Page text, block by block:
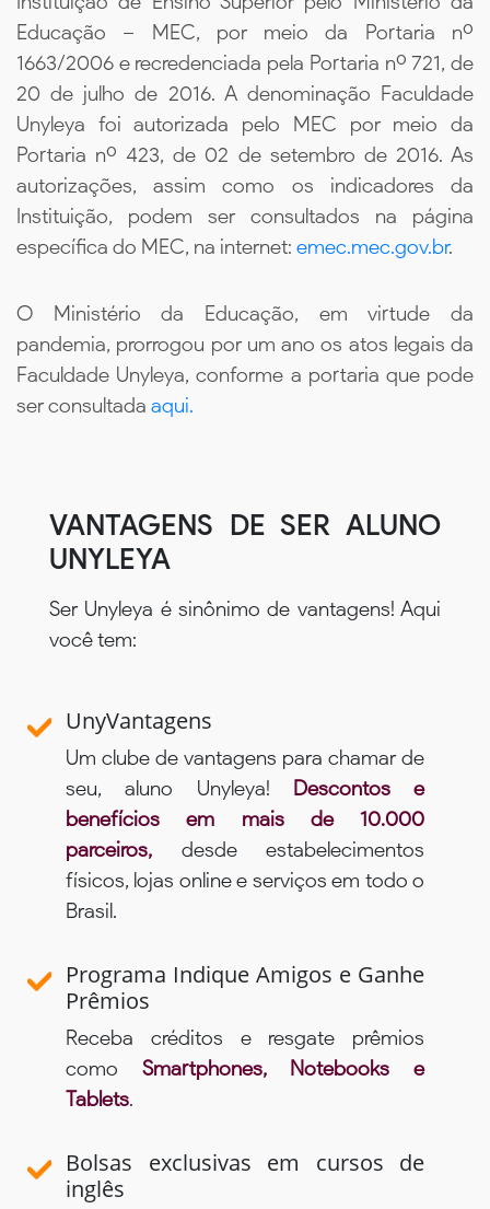
Educação – MEC, por meio da Portaria nº
1663/2006 e recredenciada pela Portaria nº 721, de
20 de julho de 2016. A denominação Faculdade
Unyleya foi autorizada pelo MEC por meio da
Portaria nº 423, de 02 de setembro de 2016. As
autorizações, assim como os indicadores da
Instituição, podem ser consultados na página
específica do MEC, na internet: emec.mec.gov.br.
O Ministério da Educação, em virtude da
pandemia, prorrogou por um ano os atos legais da
Faculdade Unyleya, conforme a portaria que pode
ser consultada aqui.
VANTAGENS DE SER ALUNO
UNYLEYA
Ser Unyleya é sinônimo de vantagens! Aqui
você tem:
UnyVantagens
Um clube de vantagens para chamar de
seu, aluno Unyleya! Descontos e
benefícios em mais de 10.000
parceiros, desde estabelecimentos
físicos, lojas online e serviços em todo o
Brasil.
Programa Indique Amigos e Ganhe
Prêmios
Receba créditos e resgate prêmios
como Smartphones, Notebooks e
Tablets.
Bolsas exclusivas em cursos de
inglês